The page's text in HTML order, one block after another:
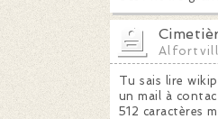
Tu sais lire
un mail à
512 caractères